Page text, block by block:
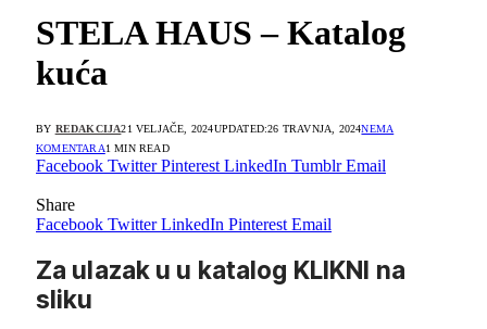
STELA HAUS – Katalog
kuća
BY REDAKCIJA21 VELJAČE, 2024UPDATED:26 TRAVNJA, 2024NEMA
KOMENTARA1 MIN READ
Facebook Twitter Pinterest LinkedIn Tumblr Email
Share
Facebook Twitter LinkedIn Pinterest Email
Za ulazak u u katalog KLIKNI na
sliku